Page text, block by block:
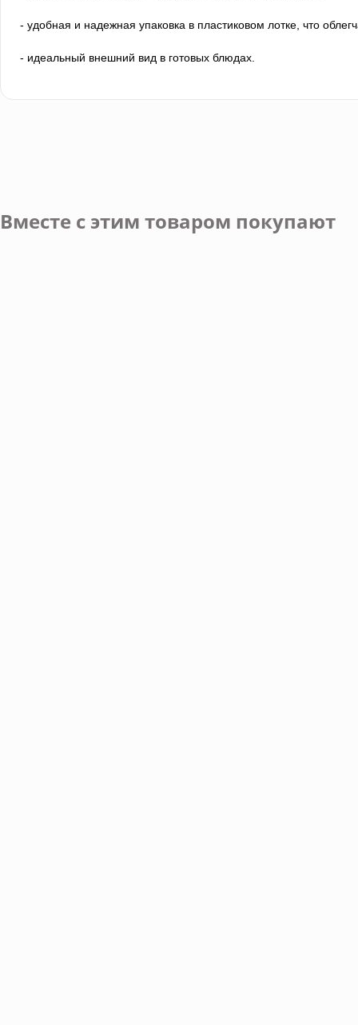
- удобная и надежная упаковка в пластиковом лотке, что
- идеальный внешний вид в готовых блюдах.
Вместе с этим товаром покупают